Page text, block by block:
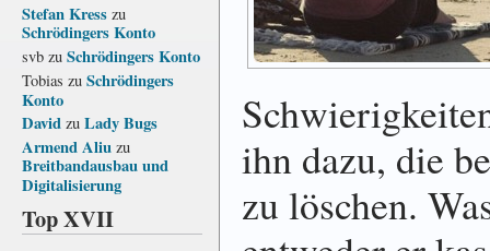
Stefan Kress zu
Schrödingers Konto
svb zu Schrödingers Konto
Tobias zu Schrödingers
Konto
David zu Lady Bugs
Armend Aliu zu
Breitbandausbau und
Digitalisierung
Top XVII
ihn dazu, die
zu löschen.